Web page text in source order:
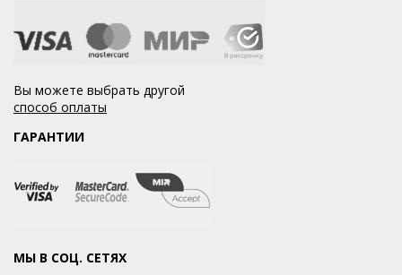
Вы можете выбрать другой
способ оплаты
ГАРАНТИИ
МЫ В СОЦ. СЕТЯХ